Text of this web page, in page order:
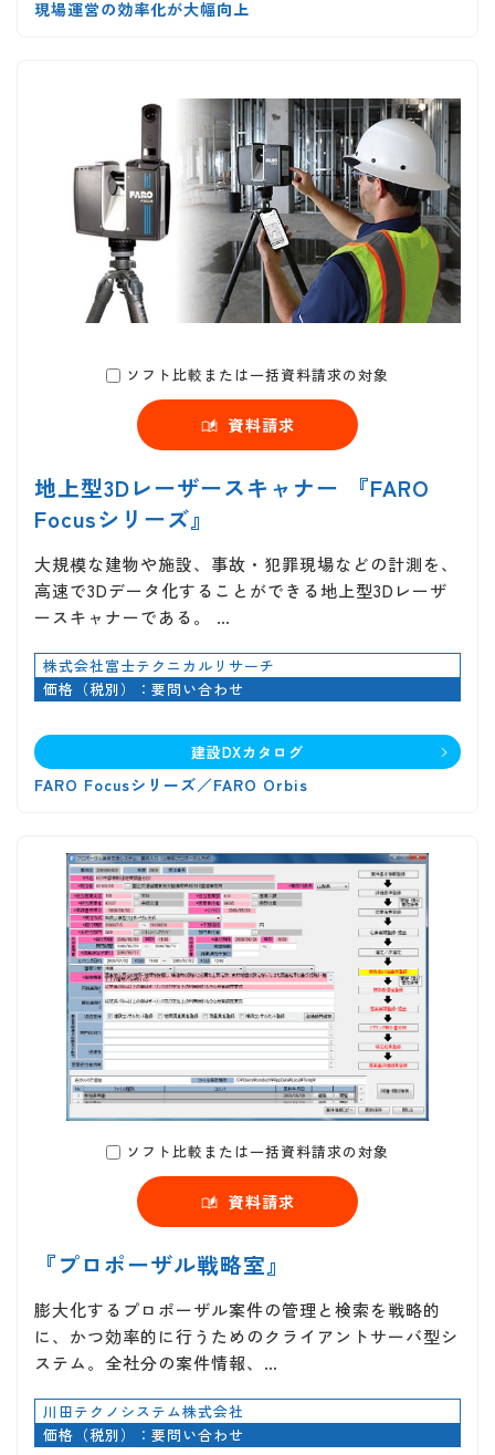
現場運営の効率化が大幅向上
ソフト比較または一括資料請求の対象
資料請求
地上型3Dレーザースキャナー 『FARO
Focusシリーズ』
大規模な建物や施設、事故・犯罪現場などの計測を、
高速で3Dデータ化することができる地上型3Dレーザ
ースキャナーである。 …
株式会社富士テクニカルリサーチ
価格（税別）：要問い合わせ
建設DXカタログ
FARO Focusシリーズ／FARO Orbis
ソフト比較または一括資料請求の対象
資料請求
『プロポーザル戦略室』
膨大化するプロポーザル案件の管理と検索を戦略的
に、かつ効率的に行うためのクライアントサーバ型シ
ステム。全社分の案件情報、…
川田テクノシステム株式会社
価格（税別）：要問い合わせ